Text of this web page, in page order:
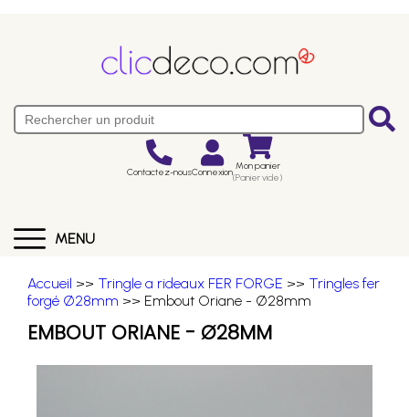
Contactez-nousConnexion Mon panier
(Panier vide)
MENU
Accueil >> Tringle a rideaux FER FORGE >> Tringles fer
forgé Ø28mm >> Embout Oriane - Ø28mm
EMBOUT ORIANE - Ø28MM